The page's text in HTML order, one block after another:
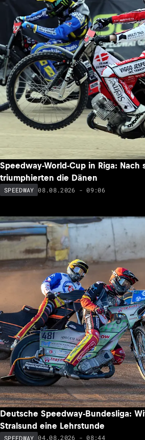
Speedway-World-Cup in Riga: Nach
triumphierten die Dänen
SPEEDWAY 08.08.2026 - 09:06
Deutsche Speedway-Bundesliga:
Stralsund eine Lehrstunde
SPEEDWAY 04.08.2026 - 08:44